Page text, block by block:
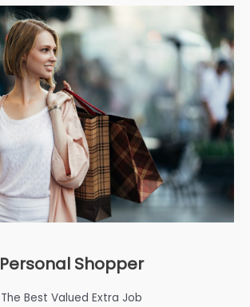
Personal Shopper
The Best Valued Extra Job